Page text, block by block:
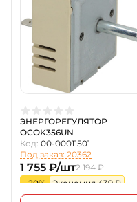
ЭНЕРГОРЕГУЛЯТОР
OCOK356UN
Код: 00-00011501
Под заказ: 20362
1 755 ₽/шт2 194 ₽
-20%
Экономия 439 ₽